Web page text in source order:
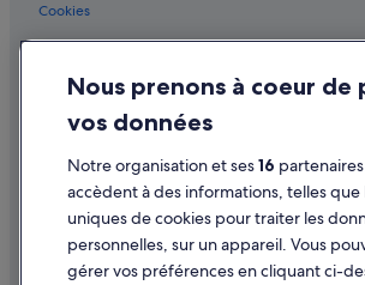
Gare de Châtelet - Les Halles : Palaces
Gare de Châtelet - Les Halles : Résidences de
Gare Saint-Michel-Notre-Dame :
Gare Saint-Michel-Notre-Dame : Lodges
Haut-Marais : hôtels Hôtels pas chers
Haut-Marais : hôtels
Hôtel de ville : hôtels à proximité
La Samaritaine : hôtels à proximité
Cookies
Mentions légales / Nous contacter
Directives de contenu et signalement de contenus
Aide
Assistance
Annuler votre vol
Nous prenons à coeur
vos données
Notre organisation et ses16
accèdent à des informations, telles
uniques de cookies pour traiter les
personnelles, sur un appareil. Vous
gérer vos préférences en cliquant ci-